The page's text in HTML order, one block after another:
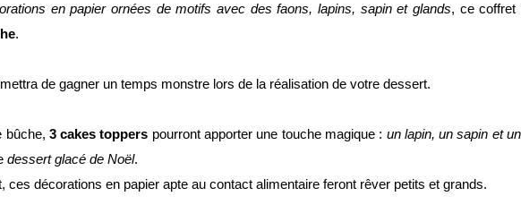
en papier ornées de motifs avec des faons, lapins, sapin et glands, ce coffret
.
de gagner un temps monstre lors de la réalisation de votre dessert.
bûche, 3 cakes toppers pourront apporter une touche magique : un lapin, un sapin et
dessert glacé de Noël.
ces décorations en papier apte au contact alimentaire feront rêver petits et grands.